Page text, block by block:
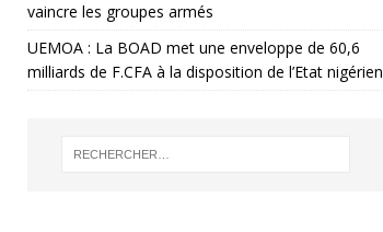
vaincre les groupes armés
UEMOA : La BOAD met une enveloppe de 60,6
milliards de F.CFA à la disposition de l’Etat nigérien